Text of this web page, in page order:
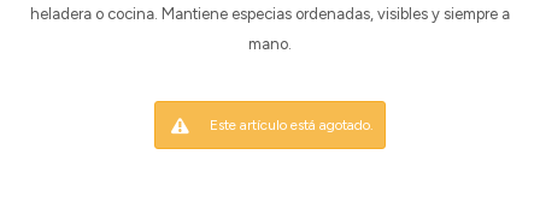
heladera o cocina. Mantiene especias ordenadas, visibles y siempre a
mano.
Este artículo está agotado.